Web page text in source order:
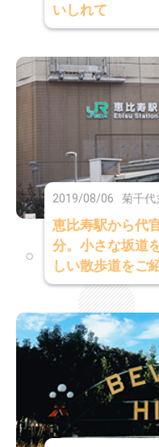
いしれて
2019/08/06 菊千代
恵比寿駅から代
分。小さな坂道
しい散歩道をご